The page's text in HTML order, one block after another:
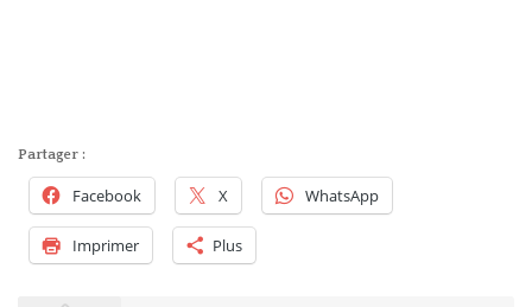
Partager :
Facebook X WhatsApp
Imprimer Plus